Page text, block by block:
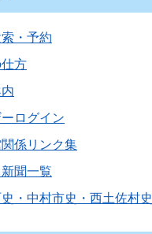
・予約
方
ログイン
係リンク集
聞一覧
・中村市史・西土佐村史